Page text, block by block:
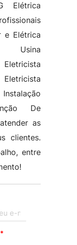
Elétrica
e Elétrica
Usina
De
as
clientes.
entre
*